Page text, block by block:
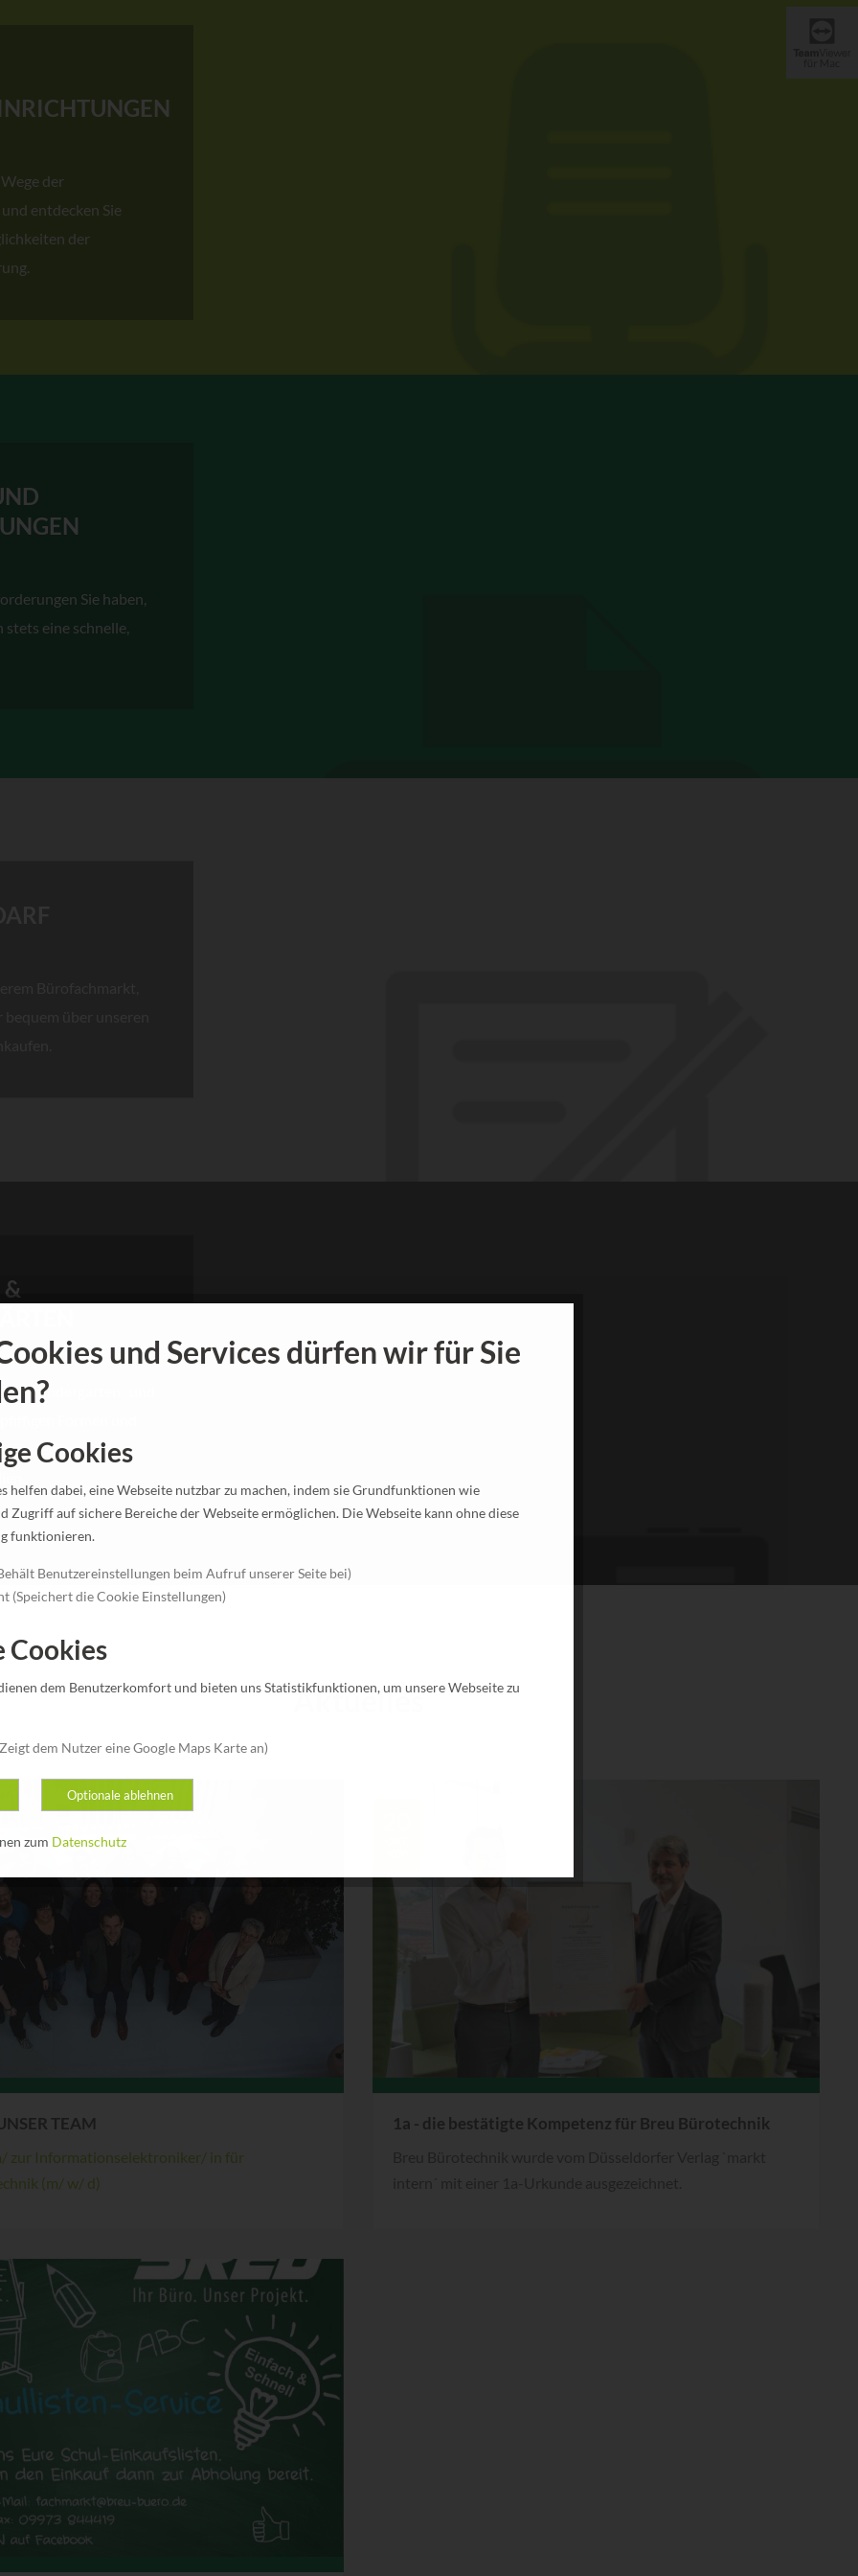
der
entdecken Sie
der
Sie haben,
eine schnelle,
&
Kindergarten- und
modernen
Aktuelles
TEAM
zur Informationselektroniker/ in für
(m/ w/ d)
1a - die bestätigte Kompetenz für Breu Bürotechnik
und Services dürfen wir für Sie
Cookies
helfen dabei, eine Webseite nutzbar zu machen, indem sie Grundfunktionen wie
Zugriff auf sichere Bereiche der Webseite ermöglichen. Die Webseite kann ohne diese
funktionieren.
Benutzereinstellungen beim Aufruf unserer Seite bei)
(Speichert die Cookie Einstellungen)
Cookies
dem Benutzerkomfort und bieten uns Statistikfunktionen, um unsere Webseite zu
dem Nutzer eine Google Maps Karte an)
Optionale ablehnen
zum Datenschutz